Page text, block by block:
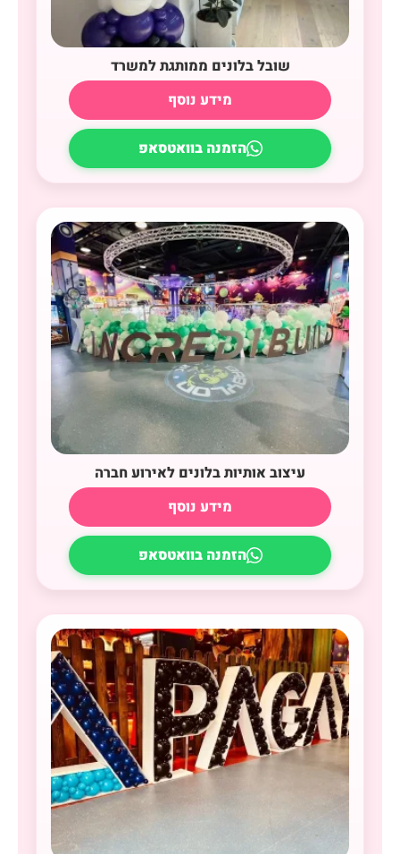
שובל בלונים ממותגת למשרד
מידע נוסף
הזמנה בוואטסאפ
עיצוב אותיות בלונים לאירוע חברה
מידע נוסף
הזמנה בוואטסאפ